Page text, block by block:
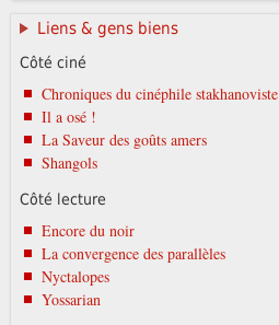
Liens & gens biens
Côté ciné
Chroniques du cinéphile stakhanoviste
Il a osé !
La Saveur des goûts amers
Shangols
Côté lecture
Encore du noir
La convergence des parallèles
Nyctalopes
Yossarian